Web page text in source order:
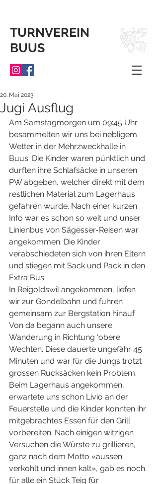
TURNVEREIN
BUUS
Jugi Ausflug
20. Mai 2023
Am Samstagmorgen um 09:45 Uhr
besammelten wir uns bei nebligem
Wetter in der Mehrzweckhalle in
Buus. Die Kinder waren pünktlich und
durften ihre Schlafsäcke in unseren
PW abgeben, welcher direkt mit dem
restlichen Material zum Lagerhaus
gefahren wurde. Nach einer kurzen
Info war es schon so weit und unser
Linienbus von Sägesser-Reisen war
angekommen. Die Kinder
verabschiedeten sich von ihren Eltern
und stiegen mit Sack und Pack in den
Extra Bus.
In Reigoldswil angekommen, liefen
wir zur Gondelbahn und fuhren
gemeinsam zur Bergstation hinauf.
Von da begann auch unsere
Wanderung in Richtung ‘obere
Wechten’. Diese dauerte ungefähr 45
Minuten und war für die Jungs trotzt
grossen Rucksäcken kein Problem.
Beim Lagerhaus angekommen,
erwartete uns schon Livio an der
Feuerstelle und die Kinder konnten ihr
mitgebrachtes Essen für den Grill
vorbereiten. Nach einigen witzigen
Versuchen die Würste zu grillieren,
ganz nach dem Motto «aussen
verkohlt und innen kalt», gab es noch
für alle ein Stück Teig für